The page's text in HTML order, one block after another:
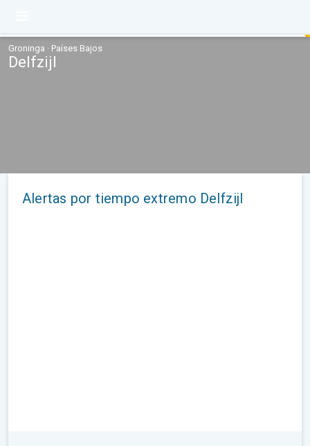
Groninga · Países Bajos
Delfzijl
Alertas por tiempo extremo Delfzijl